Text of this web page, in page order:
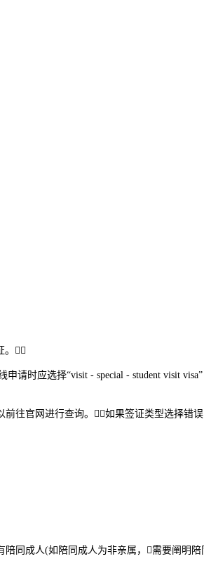
。
时应选择“visit - special - student visit visa”
官网进行查询。如果签证类型选择错误
同成人(如陪同成人为非亲属，需要阐明